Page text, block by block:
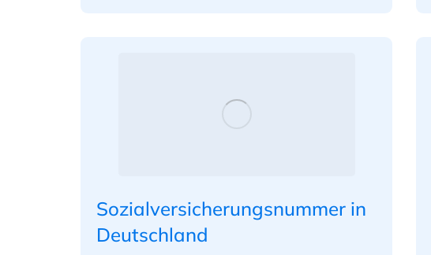
Sozialversicherungsnummer in
Deutschland